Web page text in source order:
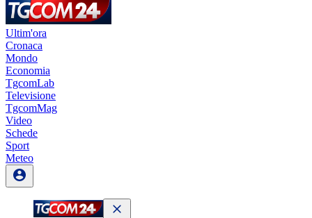
Ultim'ora
Cronaca
Mondo
Economia
TgcomLab
Televisione
TgcomMag
Video
Schede
Sport
Meteo